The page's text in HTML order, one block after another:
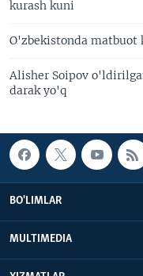
kurash kuni
O'zbekistonda matbuot
Alisher Soipov
darak yo'q
BO'LIMLAR
MULTIMEDIA